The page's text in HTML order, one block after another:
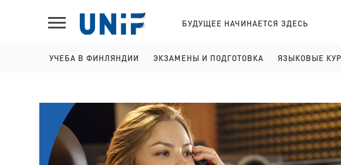
БУДУЩЕЕ НАЧИНАЕТСЯ ЗДЕСЬ
УЧЕБА В ФИНЛЯНДИИ
КОЛЛЕДЖИ НА АНГЛИЙСКОМ
УНИВЕРСИТЕТЫ НА АНГЛИЙСКОМ
КОЛЛЕДЖИ НА ФИНСКОМ
ЭКЗАМЕНЫ И ПОДГОТОВКА
YKI ПОДГОТОВКА И РЕГИСТРАЦИЯ
ЯЗЫКОВЫЕ